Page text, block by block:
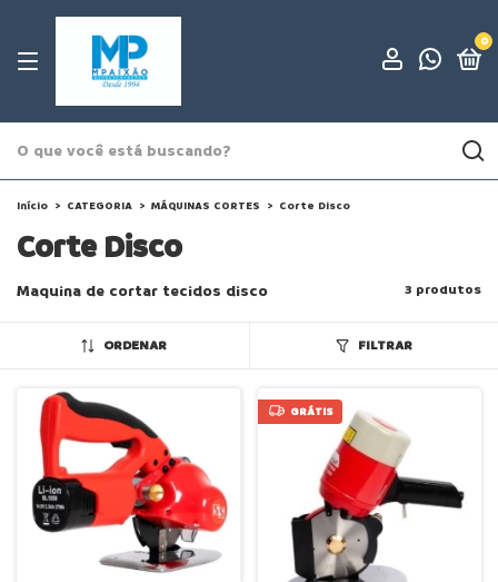
0
Início > CATEGORIA > MÁQUINAS CORTES > Corte Disco
Corte Disco
Maquina de cortar tecidos disco 3 produtos
ORDENAR FILTRAR
GRÁTIS